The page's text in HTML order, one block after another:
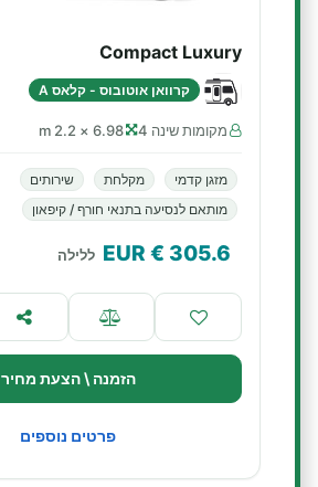
Compact Luxury
קרוואן אוטובוס - קלאס A
מקומות שינה 4 6.98 × 2.2 m
מזגן קדמי מקלחת
שירותים
מותאם לנסיעה בתנאי חורף / קיפאון
305.6
€ EUR ללילה
הזמנה \ הצעת מחיר
פרטים נוספים